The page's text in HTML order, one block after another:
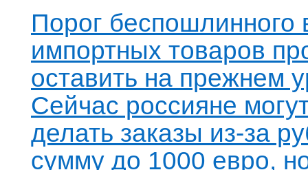
Порог беспошлинного
импортных товаров
оставить на прежнем
Сейчас россияне
делать заказы из-за
сумму до 1000 евро,